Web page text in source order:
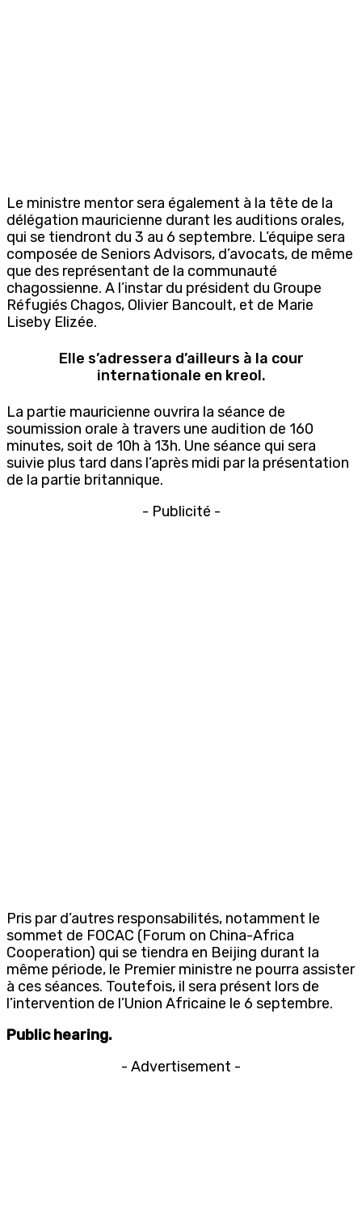
Le ministre mentor sera également à la tête de la
délégation mauricienne durant les auditions orales,
qui se tiendront du 3 au 6 septembre. L’équipe sera
composée de Seniors Advisors, d’avocats, de même
que des représentant de la communauté
chagossienne. A l’instar du président du Groupe
Réfugiés Chagos, Olivier Bancoult, et de Marie
Liseby Elizée.
Elle s’adressera d’ailleurs à la cour
internationale en kreol.
La partie mauricienne ouvrira la séance de
soumission orale à travers une audition de 160
minutes, soit de 10h à 13h. Une séance qui sera
suivie plus tard dans l’après midi par la présentation
de la partie britannique.
- Publicité -
Pris par d’autres responsabilités, notamment le
sommet de FOCAC (Forum on China-Africa
Cooperation) qui se tiendra en Beijing durant la
même période, le Premier ministre ne pourra assister
à ces séances. Toutefois, il sera présent lors de
l’intervention de l’Union Africaine le 6 septembre.
Public hearing.
- Advertisement -